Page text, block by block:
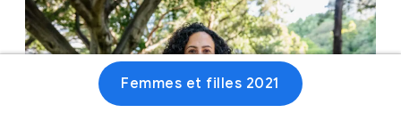
Femmes et filles 2021